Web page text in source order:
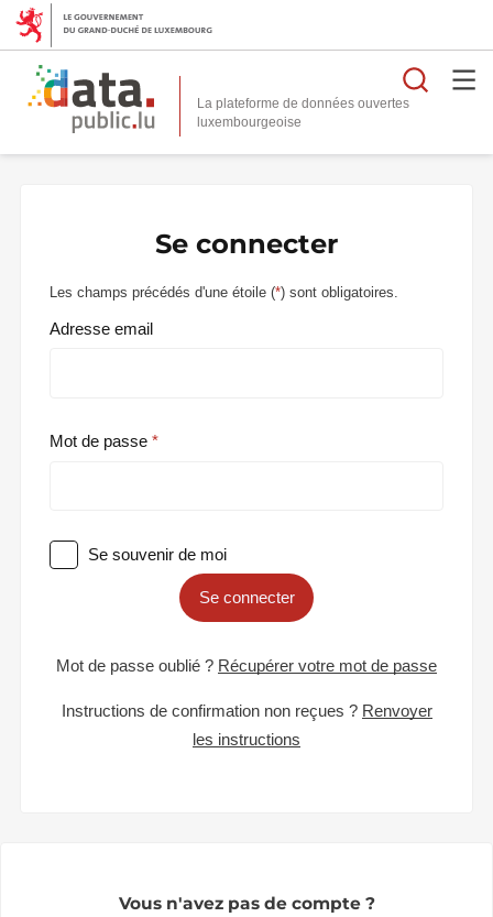
La plateforme de données ouvertes
Se connecter
Les champs précédés d'une étoile (*) sont obligatoires.
Adresse email
Mot de passe
Se souvenir de moi
Se connecter
Mot de passe oublié ? Récupérer votre mot de passe
Instructions de confirmation non reçues ? Renvoyer
les instructions
Vous n'avez pas de compte ?